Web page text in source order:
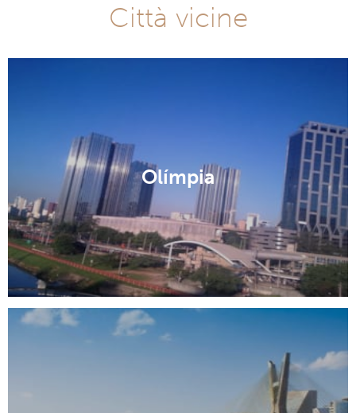
Città vicine
Olímpia